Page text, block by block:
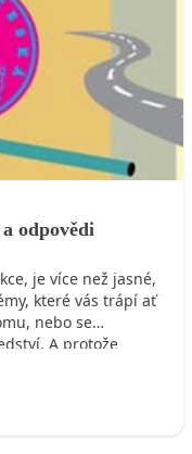
odpovědi
je více než jasné,
které vás trápí ať
nebo se
A protože
názornější
věříme, že
čtenáře, kteří